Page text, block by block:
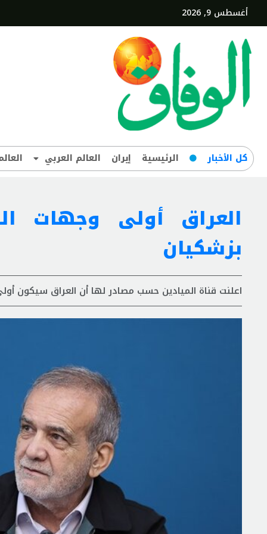
أغسطس 9, 2026
کل‌ الأخبار الرئيسية إيران العالم العربي
العراق أولى وجهات
بزشكيان
اعلنت قناة الميادين حسب مصادر لها أن العراق سيكون